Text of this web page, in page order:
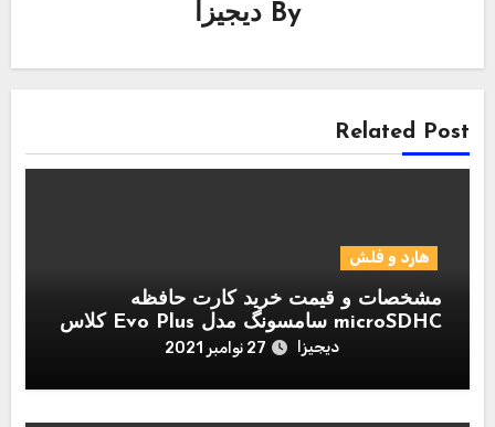
By دیجیزا
Related Post
هارد و فلش
مشخصات و قیمت خرید کارت حافظه
microSDHC سامسونگ مدل Evo Plus کلاس
دیجیزا 27 نوامبر 2021